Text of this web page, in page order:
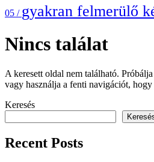
05 / gyakran felmerülő
Nincs találat
A keresett oldal nem található.
vagy használja a fenti navigációt, hogy
Keresés
Recent Posts